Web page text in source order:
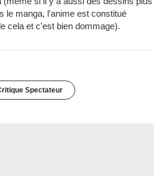
le manga, l'anime est constitué
cela et c'est bien dommage).
Spectateur